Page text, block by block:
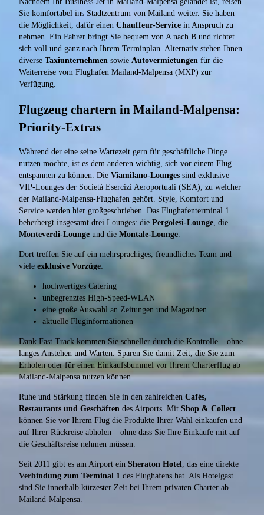
Sie komfortabel ins Stadtzentrum von Mailand weiter. Sie haben
die Möglichkeit, dafür einen Chauffeur-Service in Anspruch zu
nehmen. Ein Fahrer bringt Sie bequem von A nach B und richtet
sich voll und ganz nach Ihrem Terminplan. Alternativ stehen Ihnen
diverse Taxiunternehmen sowie Autovermietungen für die
Weiterreise vom Flughafen Mailand-Malpensa (MXP) zur
Verfügung.
Flugzeug chartern in Mailand-Malpensa:
Priority-Extras
Während der eine seine Wartezeit gern für geschäftliche Dinge
nutzen möchte, ist es dem anderen wichtig, sich vor einem Flug
entspannen zu können. Die Viamilano-Lounges sind exklusive
VIP-Lounges der Società Esercizi Aeroportuali (SEA), zu welcher
der Mailand-Malpensa-Flughafen gehört. Style, Komfort und
Service werden hier großgeschrieben. Das Flughafenterminal 1
beherbergt insgesamt drei Lounges: die Pergolesi-Lounge, die
Monteverdi-Lounge und die Montale-Lounge.
Dort treffen Sie auf ein mehrsprachiges, freundliches Team und
viele exklusive Vorzüge:
hochwertiges Catering
unbegrenztes High-Speed-WLAN
eine große Auswahl an Zeitungen und Magazinen
aktuelle Fluginformationen
Dank Fast Track kommen Sie schneller durch die Kontrolle – ohne
langes Anstehen und Warten. Sparen Sie damit Zeit, die Sie zum
Erholen oder für einen Einkaufsbummel vor Ihrem Charterflug ab
Mailand-Malpensa nutzen können.
Ruhe und Stärkung finden Sie in den zahlreichen Cafés,
Restaurants und Geschäften des Airports. Mit Shop & Collect
können Sie vor Ihrem Flug die Produkte Ihrer Wahl einkaufen und
auf Ihrer Rückreise abholen – ohne dass Sie Ihre Einkäufe mit auf
die Geschäftsreise nehmen müssen.
Seit 2011 gibt es am Airport ein Sheraton Hotel, das eine direkte
Verbindung zum Terminal 1 des Flughafens hat. Als Hotelgast
sind Sie innerhalb kürzester Zeit bei Ihrem privaten Charter ab
Mailand-Malpensa.